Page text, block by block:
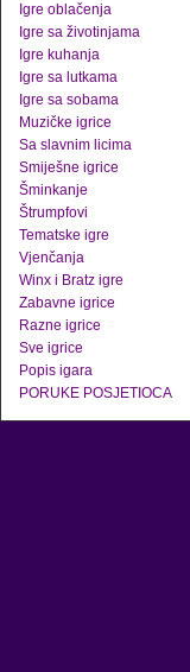
Igre oblačenja
Igre sa životinjama
Igre kuhanja
Igre sa lutkama
Igre sa sobama
Muzičke igrice
Sa slavnim licima
Smiješne igrice
Šminkanje
Štrumpfovi
Tematske igre
Vjenčanja
Winx i Bratz igre
Zabavne igrice
Razne igrice
Sve igrice
Popis igara
PORUKE POSJETIOCA